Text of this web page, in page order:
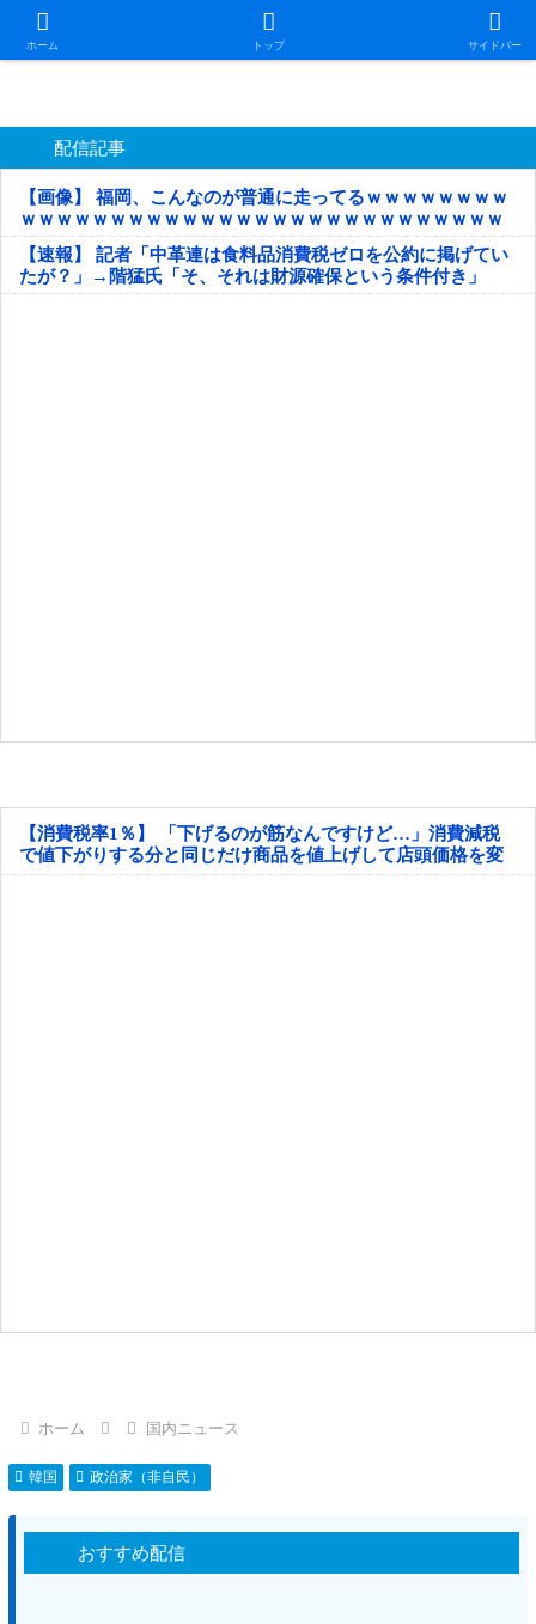
ホーム トップ サイドバー
日本第一！ニュース録
配信記事
【画像】 福岡、こんなのが普通に走ってるｗｗｗｗｗｗｗｗ
ｗｗｗｗｗｗｗｗｗｗｗｗｗｗｗｗｗｗｗｗｗｗｗｗｗｗｗ
ｗｗｗｗｗ
【速報】 記者「中革連は食料品消費税ゼロを公約に掲げてい
たが？」→階猛氏「そ、それは財源確保という条件付き」
【消費税率1％】 「下げるのが筋なんですけど…」消費減税
で値下がりする分と同じだけ商品を値上げして店頭価格を変
えない店も
ホーム 国内ニュース
韓国 政治家（非自民）
おすすめ配信